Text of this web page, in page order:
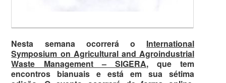
Nesta semana ocorrerá o International
Symposium on Agricultural and Agroindustrial
Waste Management – SIGERA, que tem
encontros bianuais e está em sua sétima